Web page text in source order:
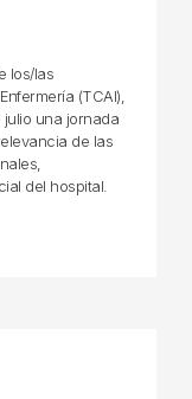
los/las
(TCAI),
julio una jornada
de las
del hospital.